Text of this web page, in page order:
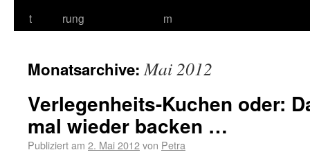
t
rung
m
Monatsarchive:Mai 2012
Verlegenheits-Kuchen oder:
mal wieder backen …
Publiziert am 2. Mai 2012von Petra